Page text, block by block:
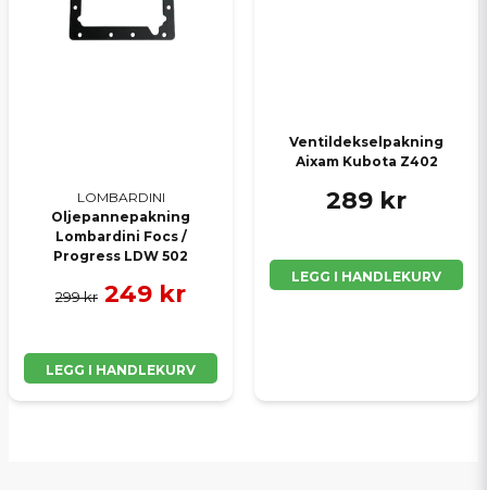
LOMBARDINI
Oljepannepakning
Lombardini Focs /
Progress LDW 502
299 kr 249 kr
LEGG I HANDLEKURV
Ventildekselpakning
Aixam Kubota Z402
289 kr
LEGG I HANDLEKURV